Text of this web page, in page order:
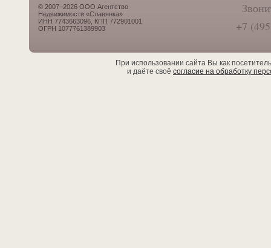
© 2007–2026 ООО Агентство
Недвижимости «Славянка»
ИНН 7743663096, КПП 772901001
ОГРН 1077761389903
+7
При использовании сайта Вы как
и даёте своё согласие на обработку